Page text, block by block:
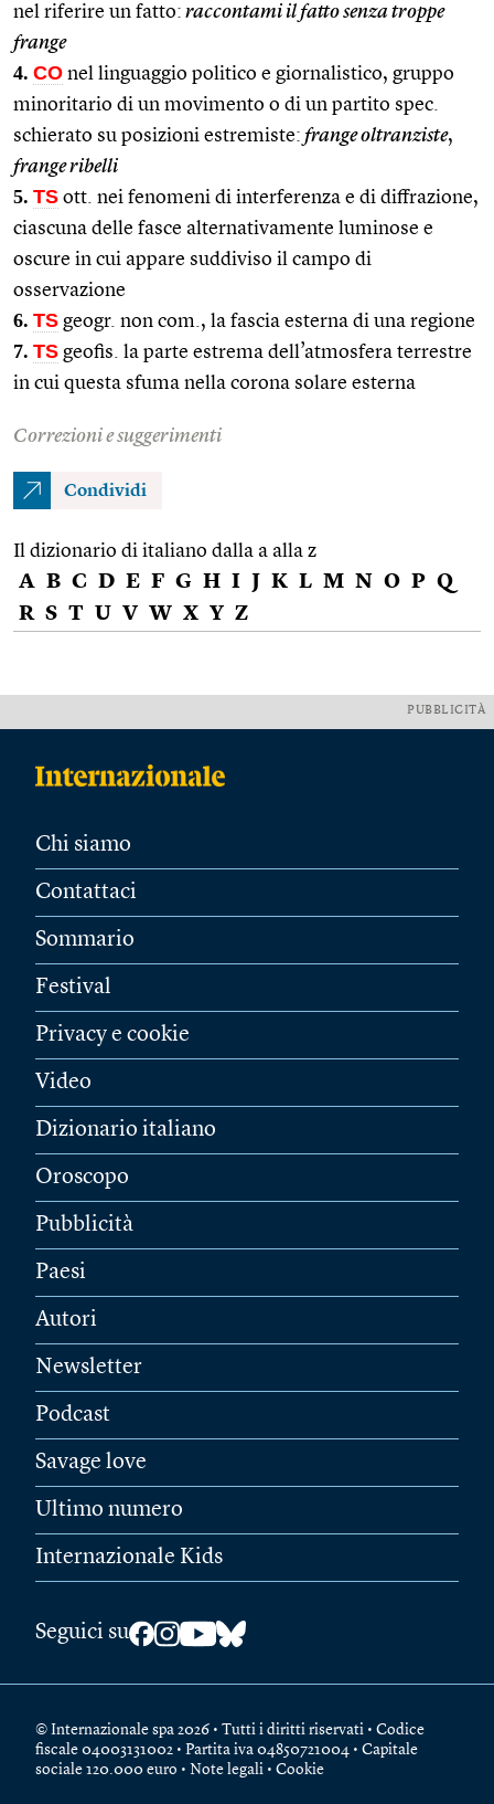
nel riferire un fatto: raccontami il fatto senza troppe
frange
4. CO nel linguaggio politico e giornalistico, gruppo
minoritario di un movimento o di un partito spec.
schierato su posizioni estremiste: frange oltranziste,
frange ribelli
5. TS ott. nei fenomeni di interferenza e di diffrazione,
ciascuna delle fasce alternativamente luminose e
oscure in cui appare suddiviso il campo di
osservazione
6. TS geogr. non com., la fascia esterna di una regione
7. TS geofis. la parte estrema dell’atmosfera terrestre
in cui questa sfuma nella corona solare esterna
Correzioni e suggerimenti
Condividi
Il dizionario di italiano dalla a alla z
A B C D E F G H I J K L M N O P Q
R S T U V W X Y Z
PUBBLICITÀ
Chi siamo
Contattaci
Sommario
Festival
Privacy e cookie
Video
Dizionario italiano
Oroscopo
Pubblicità
Paesi
Autori
Newsletter
Podcast
Savage love
Ultimo numero
Internazionale Kids
Seguici su
© Internazionale spa 2026 • Tutti i diritti riservati • Codice
fiscale 04003131002 • Partita iva 04850721004 • Capitale
sociale 120.000 euro • Note legali • Cookie